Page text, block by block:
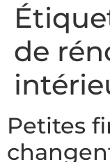
de
Petites